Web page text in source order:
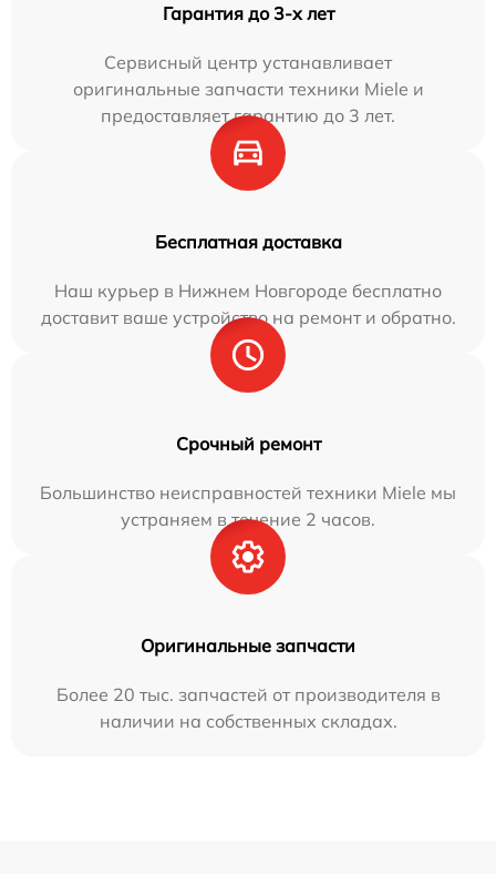
Гарантия до 3-х лет
Сервисный центр устанавливает
оригинальные запчасти техники Miele и
предоставляет гарантию до 3 лет.
Бесплатная доставка
Наш курьер в Нижнем Новгороде бесплатно
доставит ваше устройство на ремонт и обратно.
Срочный ремонт
Большинство неисправностей техники Miele мы
устраняем в течение 2 часов.
Оригинальные запчасти
Более 20 тыс. запчастей от производителя в
наличии на собственных складах.